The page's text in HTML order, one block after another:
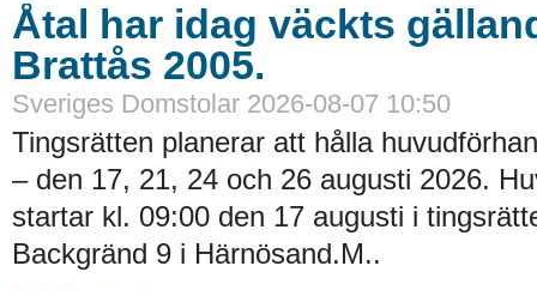
Åtal har idag väckts
Brattås 2005.
Sveriges Domstolar 2026-08-07 10:50
Tingsrätten planerar att hålla
– den 17, 21, 24 och 26 augusti 2026.
startar kl. 09:00 den 17 augusti i
Backgränd 9 i Härnösand.M..